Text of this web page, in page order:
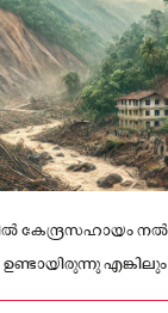
കേന്ദ്രസഹായം